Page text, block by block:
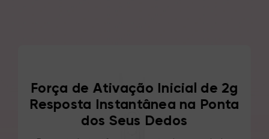
Força de Ativação Inicial de 2g
Resposta Instantânea na Ponta
dos Seus Dedos